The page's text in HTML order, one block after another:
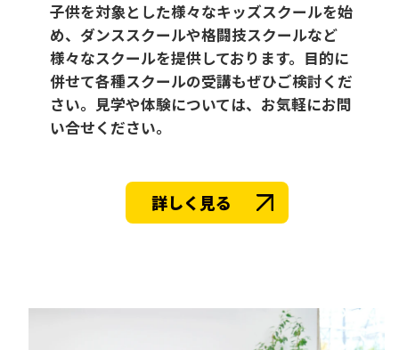
子供を対象とした様々なキッズスクールを始
め、ダンススクールや格闘技スクールなど
様々なスクールを提供しております。目的に
併せて各種スクールの受講もぜひご検討くだ
さい。見学や体験については、お気軽にお問
い合せください。
詳しく見る